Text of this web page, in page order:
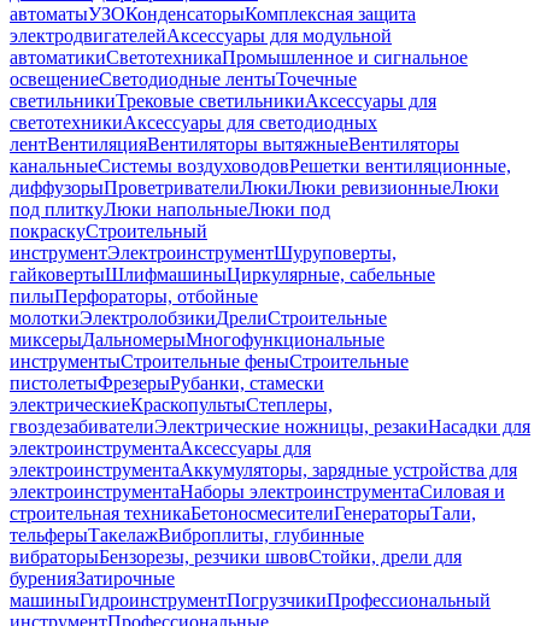
автоматыУЗОКонденсаторыКомплексная защита
электродвигателейАксессуары для модульной
автоматикиСветотехникаПромышленное и сигнальное
освещениеСветодиодные лентыТочечные
светильникиТрековые светильникиАксессуары для
светотехникиАксессуары для светодиодных
лентВентиляцияВентиляторы вытяжныеВентиляторы
канальныеСистемы воздуховодовРешетки вентиляционные,
диффузорыПроветривателиЛюкиЛюки ревизионныеЛюки
под плиткуЛюки напольныеЛюки под
покраскуСтроительный
инструментЭлектроинструментШуруповерты,
гайковертыШлифмашиныЦиркулярные, сабельные
пилыПерфораторы, отбойные
молоткиЭлектролобзикиДрелиСтроительные
миксерыДальномерыМногофункциональные
инструментыСтроительные феныСтроительные
пистолетыФрезерыРубанки, стамески
электрическиеКраскопультыСтеплеры,
гвоздезабивателиЭлектрические ножницы, резакиНасадки для
электроинструментаАксессуары для
электроинструментаАккумуляторы, зарядные устройства для
электроинструментаНаборы электроинструментаСиловая и
строительная техникаБетоносмесителиГенераторыТали,
тельферыТакелажВиброплиты, глубинные
вибраторыБензорезы, резчики швовСтойки, дрели для
буренияЗатирочные
машиныГидроинструментПогрузчикиПрофессиональный
инструментПрофессиональные